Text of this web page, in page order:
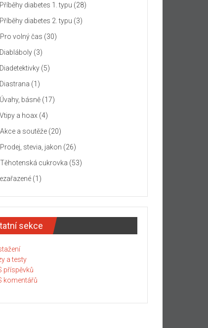
Příběhy diabetes 1. typu (28)
Příběhy diabetes 2. typu (3)
volný čas (30)
Diabláboly (3)
Diadetektivky (5)
Diastrana (1)
Úvahy, básně (17)
Vtipy a hoax (4)
a soutěže (20)
stevia, jakon (26)
cukrovka (53)
(1)
sekce
a testy
příspěvků
komentářů